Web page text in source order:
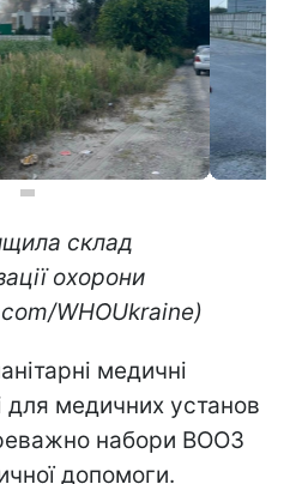
склад
охорони
WHOUkraine)
медичні
для медичних установ
набори ВООЗ
допомоги.